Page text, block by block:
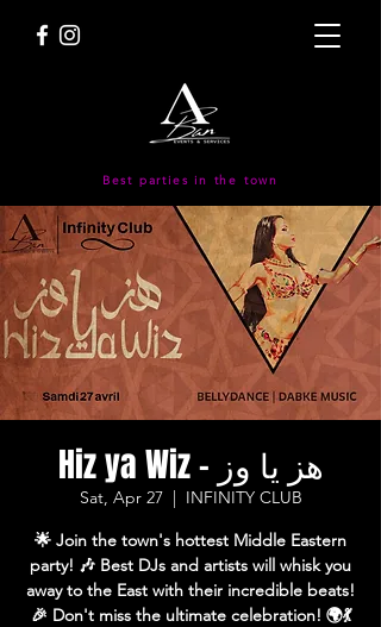
Best parties in the town
Hiz ya Wiz - هز يا وز
Sat, Apr 27
  |
INFINITY CLUB
🌟 Join the town's hottest Middle Eastern
party! 🎶 Best DJs and artists will whisk you
away to the East with their incredible beats!
🎉 Don't miss the ultimate celebration! 🌍💃